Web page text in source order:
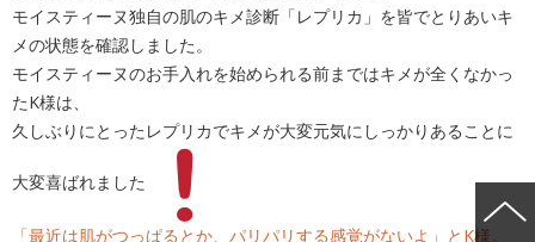
モイスティーヌ独自の肌のキメ診断「レプリカ」を皆でとりあいキ
メの状態を確認しました。
モイスティーヌのお手入れを始められる前まではキメが全くなかっ
たK様は、
久しぶりにとったレプリカでキメが大変元気にしっかりあることに
大変喜ばれました
「最近は肌がつっぱるとか、パリパリする感覚がないよ」とK様。